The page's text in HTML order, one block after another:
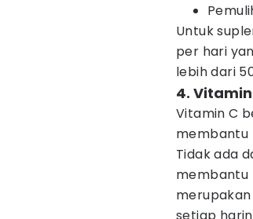
Untuk
per hari
lebih dari
4.
Vitamin C
membantu
Tidak ada
membantu